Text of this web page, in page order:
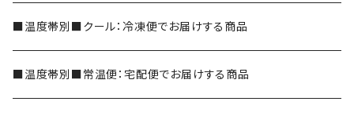
シェイク
玉露
玄米茶
■温度帯別■クール：冷凍便でお届けする商品
■温度帯別■常温便：宅配便でお届けする商品